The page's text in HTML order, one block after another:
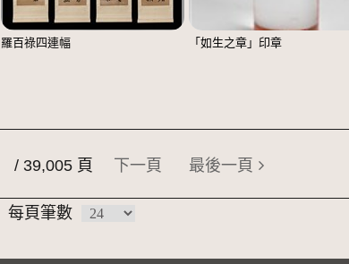
羅百祿四連幅 「如生之章」印章
/ 39,005 頁 下一頁 最後一頁
每頁筆數